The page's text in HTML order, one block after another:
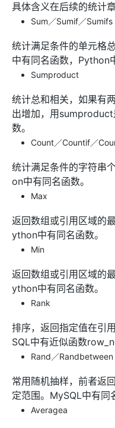
具体含义在后续的统计
Sum／Sumif／Sumifs
统计满足条件的单元格
中有同名函数，Python
Sumproduct
统计总和相关，如果有
出增加，用
数。
Count／Countif／
统计满足条件的字符串
on中有同名函数。
Max
返回数组或引用区域的
ython中有同名函数。
Min
返回数组或引用区域的
ython中有同名函数。
Rank
排序，返回指定值在引
SQL中有近似函数
Rand／Randbetween
常用随机抽样，前者返
定范围。MySQL中有同
Averagea